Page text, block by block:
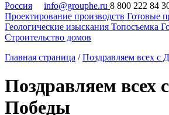
Россия info@grouphe.ru 8 800 222 84
Проектирование производств Готовые
Геологические изыскания Топосъемка
Строительство домов
Главная страница / Поздравляем всех с
Поздравляем всех
Победы